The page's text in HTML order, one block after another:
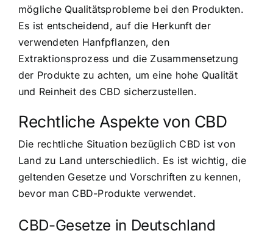
mögliche Qualitätsprobleme bei den Produkten.
Es ist entscheidend, auf die Herkunft der
verwendeten Hanfpflanzen, den
Extraktionsprozess und die Zusammensetzung
der Produkte zu achten, um eine hohe Qualität
und Reinheit des CBD sicherzustellen.
Rechtliche Aspekte von CBD
Die rechtliche Situation bezüglich CBD ist von
Land zu Land unterschiedlich. Es ist wichtig, die
geltenden Gesetze und Vorschriften zu kennen,
bevor man CBD-Produkte verwendet.
CBD-Gesetze in Deutschland